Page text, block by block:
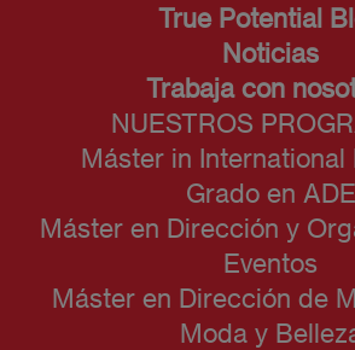
True Potential
Noticias
Trabaja con
NUESTROS
Máster in International
Grado en ADE
Máster en Dirección y
Eventos
Máster en Dirección de
Moda y